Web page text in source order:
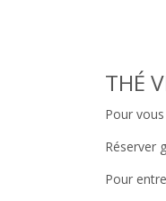
THÉ
Pour
Réserver
Pour